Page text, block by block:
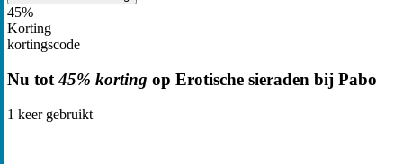
45%
Korting
kortingscode
Nu tot45% korting op Erotische sieraden bij Pabo
1 keer gebruikt